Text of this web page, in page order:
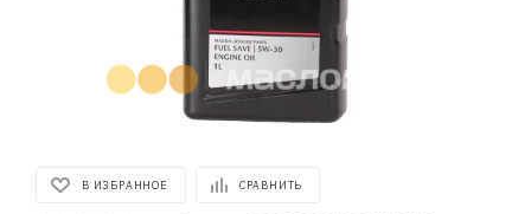
В ИЗБРАННОЕ СРАВНИТЬ